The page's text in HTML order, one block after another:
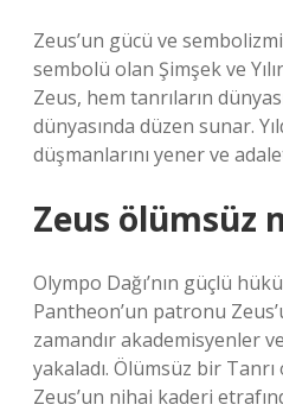
Zeus’un gücü ve
sembolü olan Şimşek ve
Zeus, hem tanrıların
dünyasında düzen sunar.
düşmanlarını yener ve
Zeus ölümsüz
Olympo Dağı’nın güçlü
Pantheon’un patronu
zamandır akademisyenler
yakaladı. Ölümsüz bir
Zeus’un nihai kaderi